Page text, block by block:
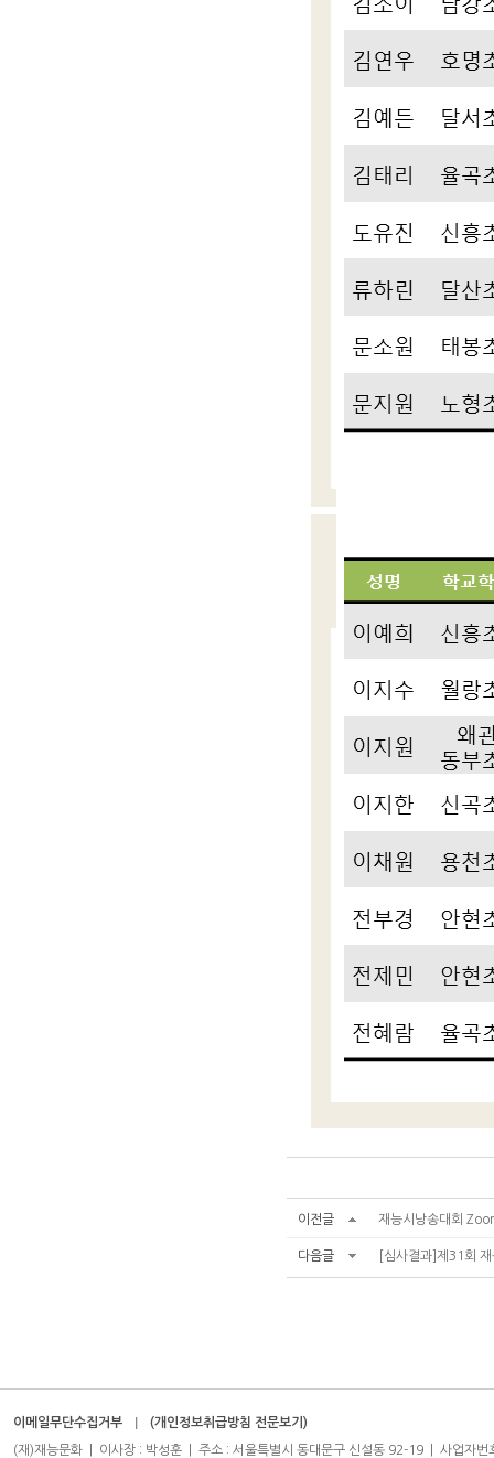
이전글 재능시낭송대회
다음글 [심사결과]제31회
이메일무단수집거부 (개인정보취급방침 전문보기)
(재)재능문화 | 이사장 : 박성훈 | 주소 : 서울특별시 동대문구 신설동 92-19 | 사